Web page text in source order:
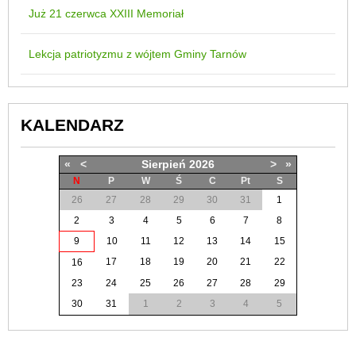
Już 21 czerwca XXIII Memoriał
Lekcja patriotyzmu z wójtem Gminy Tarnów
KALENDARZ
« < Sierpień 2026 > »
N P W Ś C Pt
S
26
27 28 29 30 31
1
2
3 4 5 6 7
8
9
10 11 12 13 14
15
16
17 18 19 20 21
22
23
24 25 26 27 28
29
30
31 1 2 3 4 5